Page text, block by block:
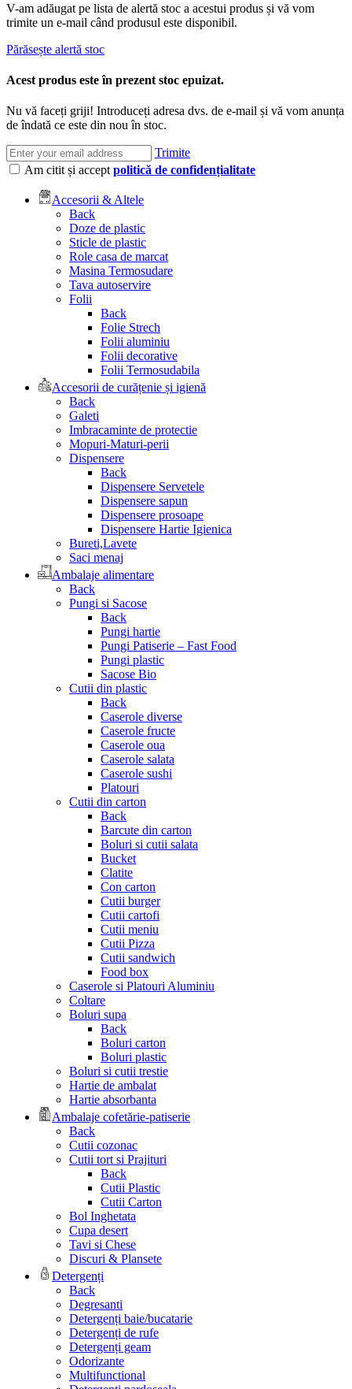
V-am adăugat pe lista de alertă stoc a acestui produs și vă vom
trimite un e-mail când produsul este disponibil.
Părăsește alertă stoc
Acest produs este în prezent stoc epuizat.
Nu vă faceți griji! Introduceți adresa dvs. de e-mail și vă vom anunța
de îndată ce este din nou în stoc.
Trimite
Am citit și acceptpolitică de confidențialitate
Accesorii & Altele
Back
Doze de plastic
Sticle de plastic
Role casa de marcat
Masina Termosudare
Tava autoservire
Folii
Back
Folie Strech
Folii aluminiu
Folii decorative
Folii Termosudabila
Accesorii de curățenie și igienă
Back
Galeti
Imbracaminte de protectie
Mopuri-Maturi-perii
Dispensere
Back
Dispensere Servetele
Dispensere sapun
Dispensere prosoape
Dispensere Hartie Igienica
Bureti,Lavete
Saci menaj
Ambalaje alimentare
Back
Pungi si Sacose
Back
Pungi hartie
Pungi Patiserie – Fast Food
Pungi plastic
Sacose Bio
Cutii din plastic
Back
Caserole diverse
Caserole fructe
Caserole oua
Caserole salata
Caserole sushi
Platouri
Cutii din carton
Back
Barcute din carton
Boluri si cutii salata
Bucket
Clatite
Con carton
Cutii burger
Cutii cartofi
Cutii meniu
Cutii Pizza
Cutii sandwich
Food box
Caserole si Platouri Aluminiu
Coltare
Boluri supa
Back
Boluri carton
Boluri plastic
Boluri si cutii trestie
Hartie de ambalat
Hartie absorbanta
Ambalaje cofetărie-patiserie
Back
Cutii cozonac
Cutii tort si Prajituri
Back
Cutii Plastic
Cutii Carton
Bol Inghetata
Cupa desert
Tavi si Chese
Discuri & Plansete
Detergenți
Back
Degresanti
Detergenți baie/bucatarie
Detergenți de rufe
Detergenți geam
Odorizante
Multifunctional